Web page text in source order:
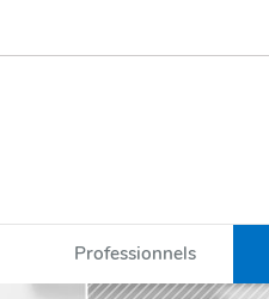
Professionnels